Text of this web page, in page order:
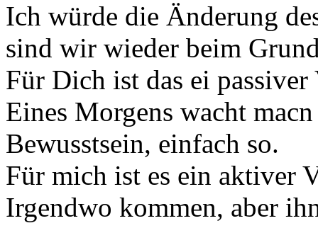
Ich würde die Änderung
sind wir wieder beim
Für Dich ist das ei
Eines Morgens wacht
Bewusstsein, einfach so.
Für mich ist es ein aktiver
Irgendwo kommen, aber